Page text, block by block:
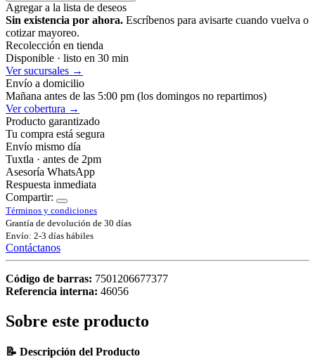
Agregar a la lista de deseos
Sin existencia por ahora. Escríbenos para avisarte cuando vuelva o
cotizar mayoreo.
Recolección en tienda
Disponible · listo en 30 min
Ver sucursales →
Envío a domicilio
Mañana antes de las 5:00 pm (los domingos no repartimos)
Ver cobertura →
Producto garantizado
Tu compra está segura
Envío mismo día
Tuxtla · antes de 2pm
Asesoría WhatsApp
Respuesta inmediata
Compartir:
Términos y condiciones
Grantía de devolución de 30 días
Envío: 2-3 días hábiles
Contáctanos
Código de barras: 7501206677377
Referencia interna: 46056
Sobre este producto
📝 Descripción del Producto